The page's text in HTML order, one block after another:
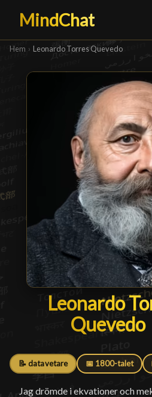
MindChat
Hem › Leonardo Torres Quevedo
Leonardo
Leonardo
Quevedo█
📝 datavetare 📅 1800-talet
Jag drömde i ekvationer och